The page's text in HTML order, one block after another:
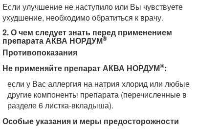
Если улучшение не наступило или Вы чувствуете
ухудшение, необходимо обратиться к врачу.
2. О чем следует знать перед применением
препарата АКВА НОРДУМ®
Противопоказания
Не применяйте препарат АКВА НОРДУМ®:
если у Вас аллергия на натрия хлорид или любые
другие компоненты препарата (перечисленные в
разделе 6 листка-вкладыша).
Особые указания и меры предосторожности